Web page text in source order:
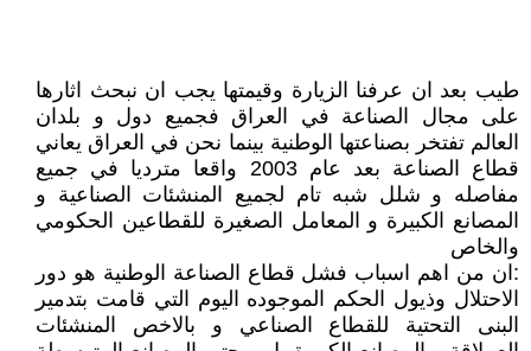
طيب بعد ان عرفنا الزيارة وقيمتها يجب ان نبحث اثارها
على مجال الصناعة في العراق فجميع دول و بلدان
العالم تفتخر بصناعتها الوطنية بينما نحن في العراق يعاني
قطاع الصناعة بعد عام 2003 واقعا مترديا في جميع
مفاصله و شلل شبه تام لجميع المنشئات الصناعية و
المصانع الكبيرة و المعامل الصغيرة للقطاعين الحكومي
والخاص
:ان من اهم اسباب فشل قطاع الصناعة الوطنية هو دور
الاحتلال وذيول الحكم الموجوده اليوم التي قامت بتدمير
البنى التحتية للقطاع الصناعي و بالاخص المنشئات